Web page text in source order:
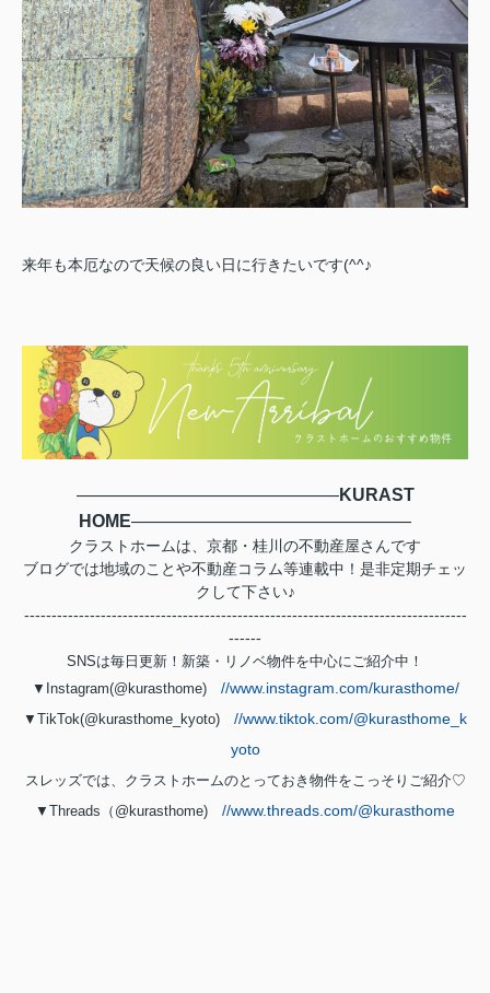
来年も本厄なので天候の良い日に行きたいです(^^♪
―――――――――――――――KURAST
HOME――――――――――――――――
クラストホームは、京都・桂川の不動産屋さんです
ブログでは地域のことや不動産コラム等連載中！是非定期チェッ
クして下さい♪
---------------------------------------------------------------------------------
------
SNSは毎日更新！新築・リノベ物件を中心にご紹介中！
▼Instagram(@kurasthome) //www.instagram.com/kurasthome/
▼TikTok(@kurasthome_kyoto) //www.tiktok.com/@kurasthome_k
yoto
スレッズでは、クラストホームのとっておき物件をこっそりご紹介♡
▼Threads（@kurasthome) //www.threads.com/@kurasthome